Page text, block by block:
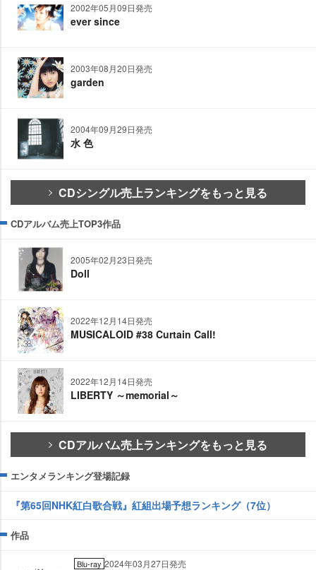
2002年05月09日発売
ever since
2003年08月20日発売
garden
2004年09月29日発売
水 色
CDシングル売上ランキングをもっと見る
CDアルバム売上TOP3作品
2005年02月23日発売
Doll
2022年12月14日発売
MUSICALOID #38 Curtain Call!
2022年12月14日発売
LIBERTY ～memorial～
CDアルバム売上ランキングをもっと見る
エンタメランキング登場記録
『第65回NHK紅白歌合戦』紅組出場予想ランキング（7位）
作品
Blu-ray 2024年03月27日発売